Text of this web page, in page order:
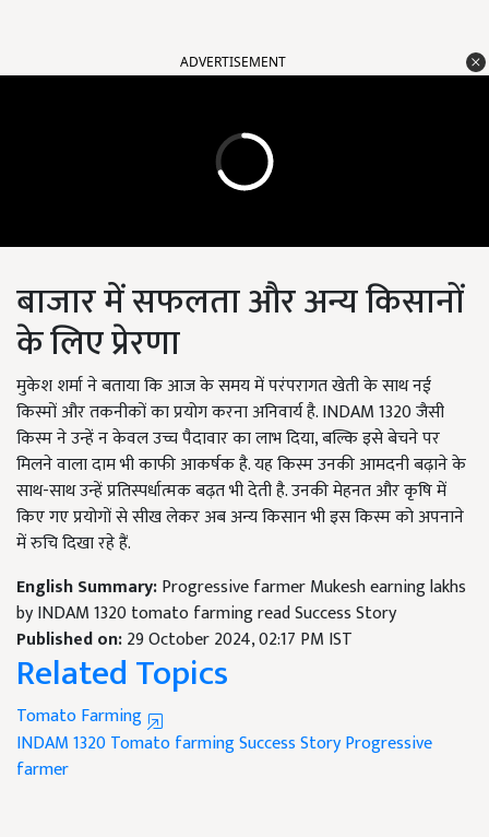
ADVERTISEMENT
बाजार में सफलता और अन्य किसानों
के लिए प्रेरणा
मुकेश शर्मा ने बताया कि आज के समय में परंपरागत खेती के साथ नई
किस्मों और तकनीकों का प्रयोग करना अनिवार्य है. INDAM 1320 जैसी
किस्म ने उन्हें न केवल उच्च पैदावार का लाभ दिया, बल्कि इसे बेचने पर
मिलने वाला दाम भी काफी आकर्षक है. यह किस्म उनकी आमदनी बढ़ाने के
साथ-साथ उन्हें प्रतिस्पर्धात्मक बढ़त भी देती है. उनकी मेहनत और कृषि में
किए गए प्रयोगों से सीख लेकर अब अन्य किसान भी इस किस्म को अपनाने
में रुचि दिखा रहे हैं.
English Summary:Progressive farmer Mukesh earning lakhs
by INDAM 1320 tomato farming read Success Story
Published on:29 October 2024, 02:17 PM IST
Related Topics
Tomato Farming
INDAM 1320Tomato farmingSuccess StoryProgressive
farmer